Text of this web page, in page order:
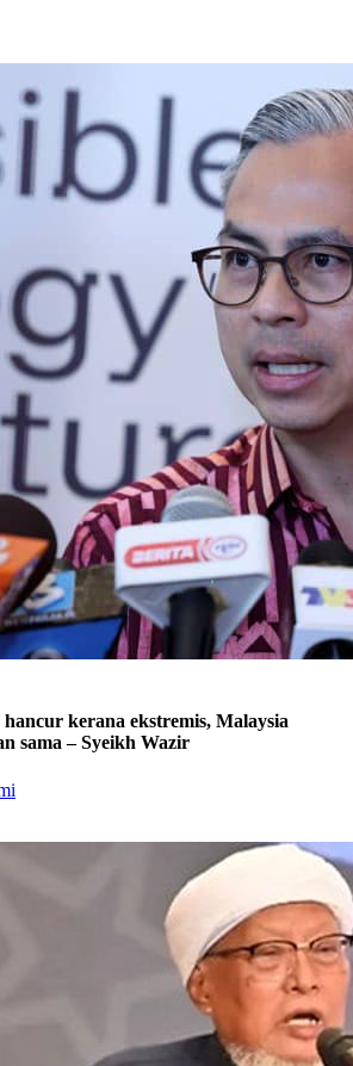
kerana ekstremis, Malaysia
sama – Syeikh Wazir